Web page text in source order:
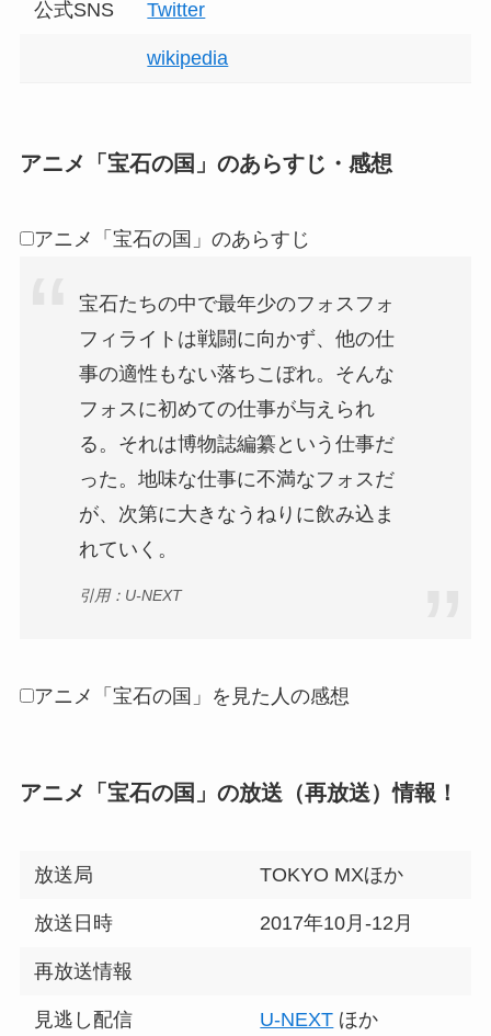
公式SNS Twitter
wikipedia
アニメ「宝石の国」のあらすじ・感想
アニメ「宝石の国」のあらすじ
宝石たちの中で最年少のフォスフォ
フィライトは戦闘に向かず、他の仕
事の適性もない落ちこぼれ。そんな
フォスに初めての仕事が与えられ
る。それは博物誌編纂という仕事だ
った。地味な仕事に不満なフォスだ
が、次第に大きなうねりに飲み込ま
れていく。
引用：U-NEXT
アニメ「宝石の国」を見た人の感想
アニメ「宝石の国」の放送（再放送）情報！
放送局 TOKYO MXほか
放送日時 2017年10月-12月
再放送情報
見逃し配信 U-NEXT ほか